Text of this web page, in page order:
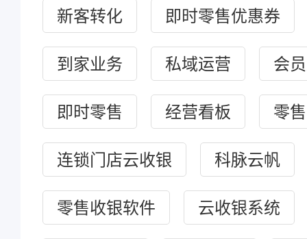
新客转化 即时零售优惠券
到家业务 私域运营 会
即时零售 经营看板 零
连锁门店云收银 科脉云帆
零售收银软件 云收银系统